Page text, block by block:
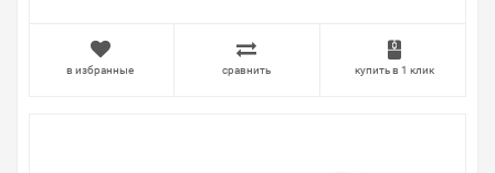
в избранные сравнить купить в 1 клик